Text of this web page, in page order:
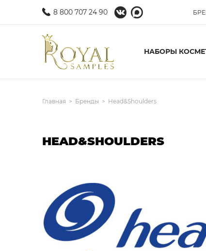
8 800 707 24 90
НАБОРЫ
Главная Бренды Head&Shoulders
HEAD&SHOULDERS